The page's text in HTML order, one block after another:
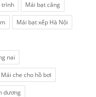
trình Mái bạt căng
Mái bạt xếp Hà Nội
nai
Mái che cho hồ bơi
dương